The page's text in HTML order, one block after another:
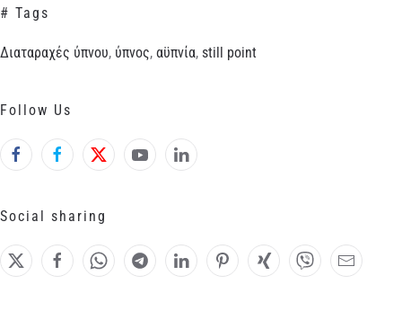
# Tags
Διαταραχές ύπνου, ύπνος, αϋπνία, still point
Follow Us
Social sharing